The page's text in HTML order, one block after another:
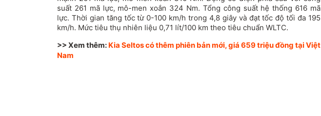
suất 261 mã lực, mô-men xoắn 324 Nm. Tổng công suất hệ thống 616 mã
lực. Thời gian tăng tốc từ 0-100 km/h trong 4,8 giây và đạt tốc độ tối đa 195
km/h. Mức tiêu thụ nhiên liệu 0,71 lít/100 km theo tiêu chuẩn WLTC.
>> Xem thêm: Kia Seltos có thêm phiên bản mới, giá 659 triệu đồng tại Việt
Nam